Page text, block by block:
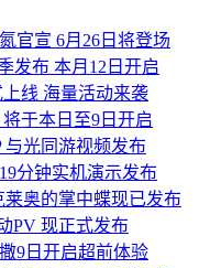
官宣 6月26日将登场
发布 本月12日开启
线 海量活动来袭
于本日至9日开启
与光同游视频发布
分钟实机演示发布
莱奥的掌中蝶现已发布
PV 现正式发布
9日开启超前体验